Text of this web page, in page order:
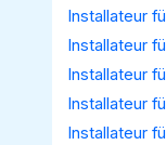
Installateur
Installateur
Installateur
Installateur
Installateur